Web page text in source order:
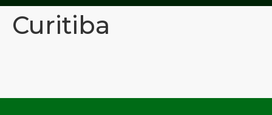
Curitiba